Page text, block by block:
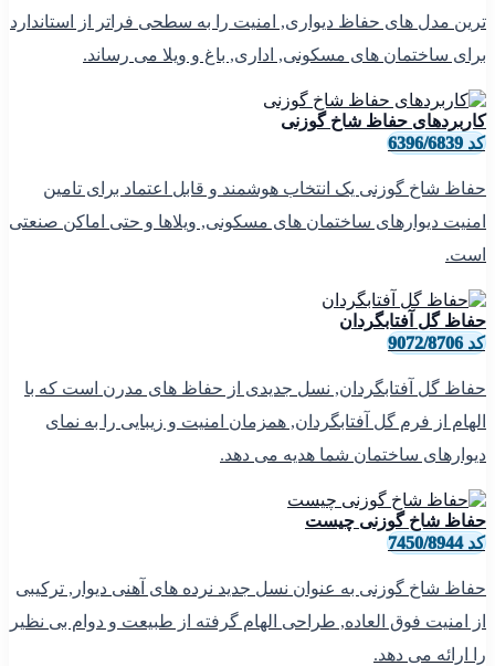
ترین مدل های حفاظ دیواری, امنیت را به سطحی فراتر از استاندارد
برای ساختمان های مسکونی, اداری, باغ و ویلا می رساند.
کاربردهای حفاظ شاخ گوزنی
کد 6396/6839
حفاظ شاخ گوزنی یک انتخاب هوشمند و قابل اعتماد برای تامین
امنیت دیوارهای ساختمان های مسکونی, ویلاها و حتی اماکن صنعتی
است.
حفاظ گل آفتابگردان
کد 9072/8706
حفاظ گل آفتابگردان, نسل جدیدی از حفاظ های مدرن است که با
الهام از فرم گل آفتابگردان, همزمان امنیت و زیبایی را به نمای
دیوارهای ساختمان شما هدیه می دهد.
حفاظ شاخ گوزنی چیست
کد 7450/8944
حفاظ شاخ گوزنی به عنوان نسل جدید نرده های آهنی دیوار, ترکیبی
از امنیت فوق العاده, طراحی الهام گرفته از طبیعت و دوام بی نظیر
را ارائه می دهد.